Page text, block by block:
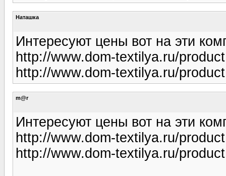
Наташка
Интересуют цены вот на эти
http://www.dom-textilya.ru/
http://www.dom-textilya.ru/
m@r
Интересуют цены вот на эти
http://www.dom-textilya.ru/
http://www.dom-textilya.ru/